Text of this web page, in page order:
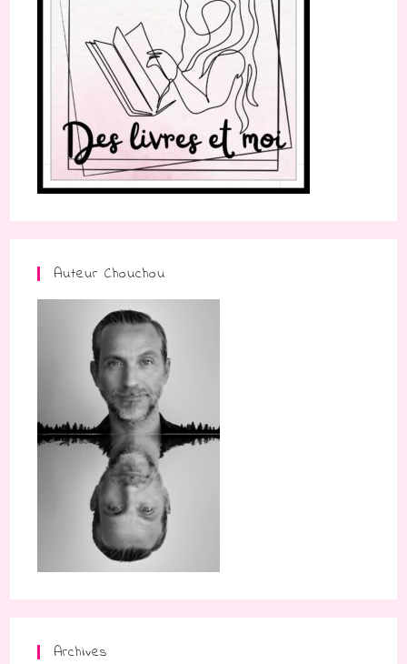
Auteur Chouchou
Archives